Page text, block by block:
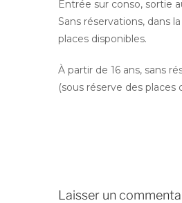
Entrée sur conso, sortie
Sans réservations, dans
places disponibles.
À partir de 16 ans, sans
(sous réserve des places
Laisser un